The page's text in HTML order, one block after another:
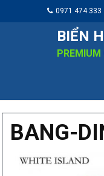
0971 474 333
BIỂN
PREMIUM
BANG-